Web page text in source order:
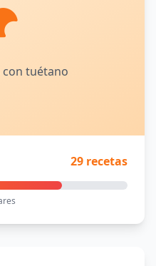
con tuétano
29 recetas